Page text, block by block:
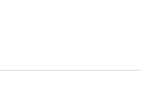
는 덕담으로 글을 써 여러